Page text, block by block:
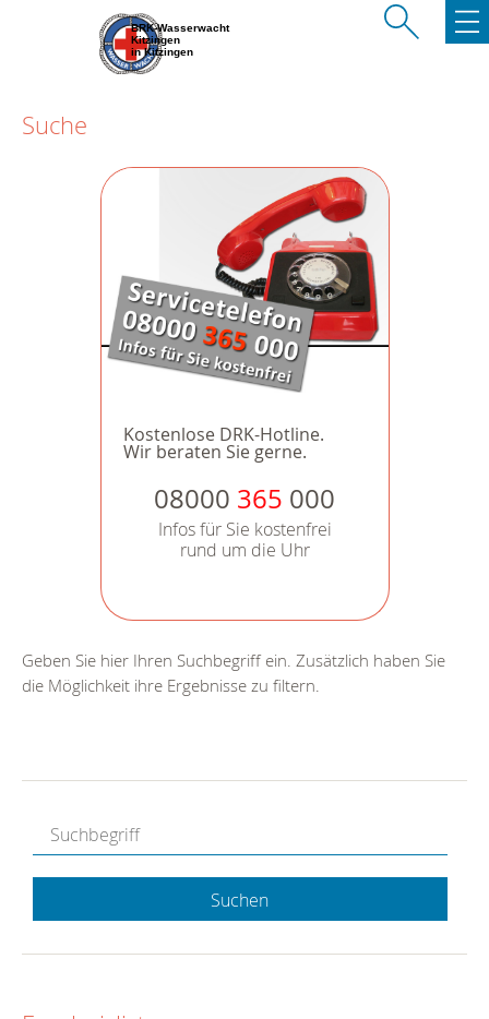
BRK-Wasserwacht
Kitzingen
in Kitzingen
Suche
Kostenlose DRK-Hotline.
Wir beraten Sie gerne.
08000 365 000
Infos für Sie kostenfrei
rund um die Uhr
Geben Sie hier Ihren Suchbegriff ein. Zusätzlich haben Sie
die Möglichkeit ihre Ergebnisse zu filtern.
Suchen